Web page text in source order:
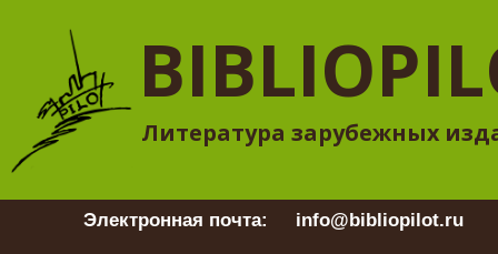
Литература зарубежных
Электронная почта: info@bibliopilot.ru